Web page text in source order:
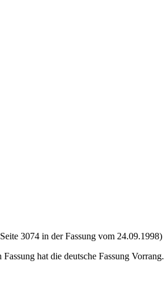
3074 in der Fassung vom 24.09.1998)
hat die deutsche Fassung Vorrang.